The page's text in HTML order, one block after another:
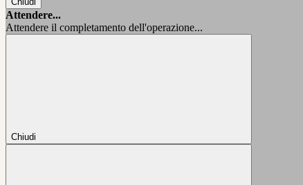
Attendere...
Attendere il completamento dell'operazione...
Chiudi